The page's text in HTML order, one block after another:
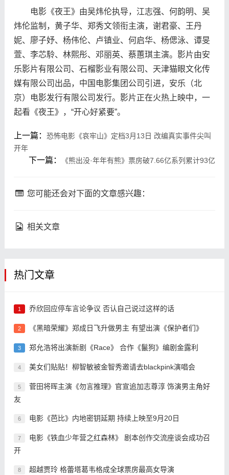
电影《夜王》由吴炜伦执导，江志强、何韵明、吴
炜伦监制，黄子华、郑秀文领衔主演，谢君豪、王丹
妮、廖子妤、杨伟伦、卢镇业、何启华、杨偲泳、谭旻
萱、李芯駖、林熙彤、邓丽英、蔡蕙琪主演。影片由安
乐影片有限公司、石榴影业有限公司、天津猫眼文化传
媒有限公司出品，中国电影集团公司引进，安乐（北
京）电影发行有限公司发行。影片正在火热上映中，一
起看《夜王》，“开心好紧要”。
上一篇： 恐怖电影《哀牢山》定档3月13日 改编真实事件尖叫
开年
下一篇： 《熊出没·年年有熊》票房破7.66亿系列累计93亿
您可能还会对下面的文章感兴趣：
相关文章
热门文章
1 乔欣回应停车言论争议 否认自己说过这样的话
2 《黑暗荣耀》郑成日飞升做男主 有望出演《保护者们》
3 郑允浩将出演新剧《Race》 合作《鬣狗》编剧金露利
4 美女们贴贴！柳智敏被金智秀邀请去blackpink演唱会
5
菅田将晖主演《勿言推理》官宣追加志尊淳 饰演男主角好
友
6 电影《芭比》内地密钥延期 持续上映至9月20日
7
电影《铁血少年营之红森林》 剧本创作交流座谈会成功召
开
8 超越贾玲 格蕾塔葛韦格成全球票房最高女导演